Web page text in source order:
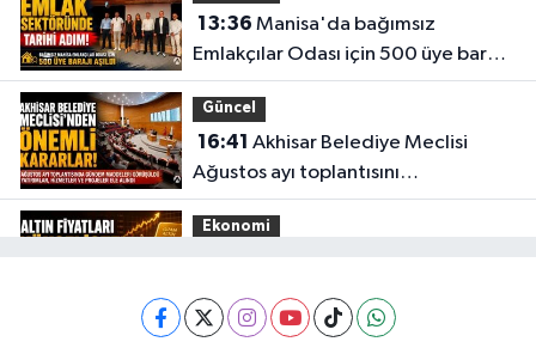
13:36
Emlakçılar Odası için 500 üye barajı
aşıldı
Güncel
16:41
Ağustos ayı toplantısını
gerçekleştirdi
Ekonomi